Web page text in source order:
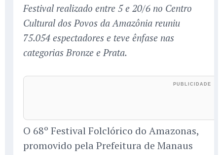
Festival realizado entre 5 e 20/6 no Centro
Cultural dos Povos da Amazônia reuniu
75.054 espectadores e teve ênfase nas
categorias Bronze e Prata.
O 68º Festival Folclórico do Amazonas,
promovido pela Prefeitura de Manaus